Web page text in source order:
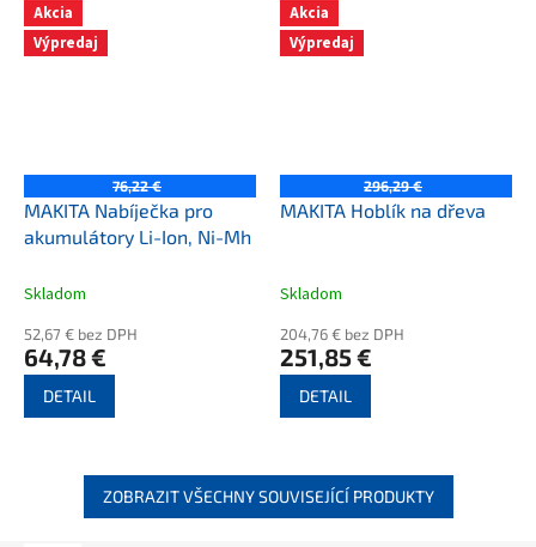
Akcia
Výpredaj
76,22 €
MAKITA Nabíječka pro
akumulátory Li-Ion, Ni-Mh
Skladom
52,67 € bez DPH
64,78 €
DETAIL
Akcia
Výpredaj
296,29 €
MAKITA Hoblík na dřeva
Skladom
204,76 € bez DPH
251,85 €
DETAIL
ZOBRAZIT VŠECHNY SOUVISEJÍCÍ PRODUKTY